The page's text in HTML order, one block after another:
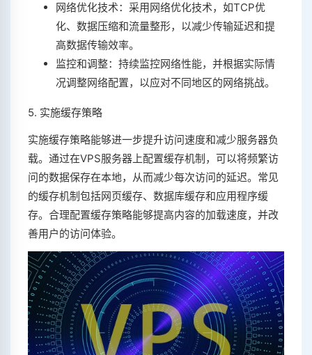
网络优化技术：采用网络优化技术，如TCP优
化、数据压缩和流量整形，以减少传输延迟和提
高数据传输效率。
监控和调整：持续监控网络性能，并根据实际情
况调整网络配置，以应对不同地区的网络挑战。
5. 实施缓存策略
实施缓存策略能够进一步提升访问速度和减少服务器负
载。通过在VPS服务器上配置缓存机制，可以将频繁访
问的数据保存在本地，从而减少每次访问的延迟。常见
的缓存机制包括网页缓存、数据库缓存和应用程序缓
存。合理配置缓存策略能够提高内容的加载速度，并改
善用户的访问体验。